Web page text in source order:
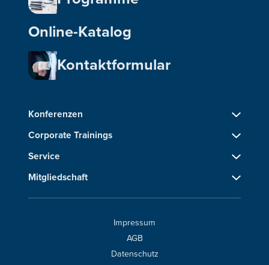
Online-Katalog
Kontaktformular
Konferenzen
Corporate Trainings
Service
Mitgliedschaft
Impressum
AGB
Datenschutz